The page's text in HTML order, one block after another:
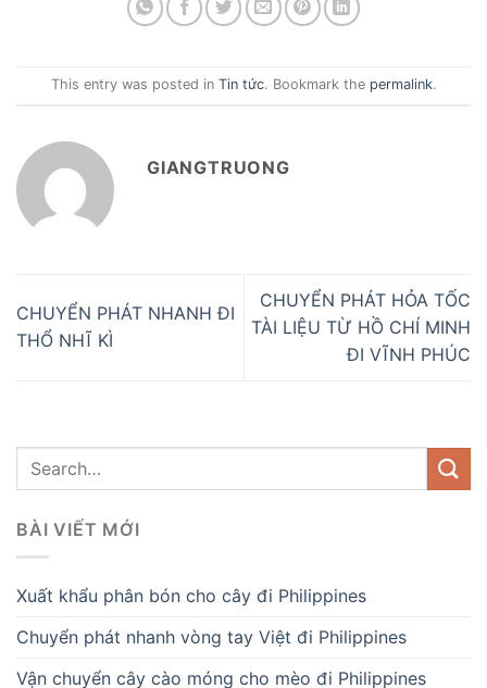
This entry was posted in Tin tức. Bookmark the permalink.
GIANGTRUONG
CHUYỂN PHÁT NHANH ĐI
THỔ NHĨ KÌ
CHUYỂN PHÁT HỎA TỐC
TÀI LIỆU TỪ HỒ CHÍ MINH
ĐI VĨNH PHÚC
BÀI VIẾT MỚI
Xuất khẩu phân bón cho cây đi Philippines
Chuyển phát nhanh vòng tay Việt đi Philippines
Vận chuyển cây cào móng cho mèo đi Philippines